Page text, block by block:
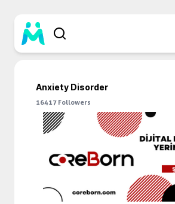
Anxiety Disorder
16417 Followers